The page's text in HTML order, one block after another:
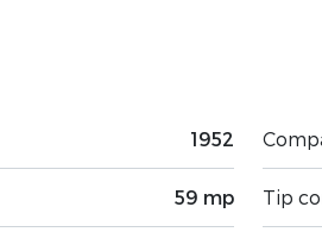
1952
59 mp Tip